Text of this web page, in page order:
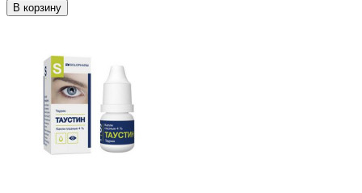
В корзину